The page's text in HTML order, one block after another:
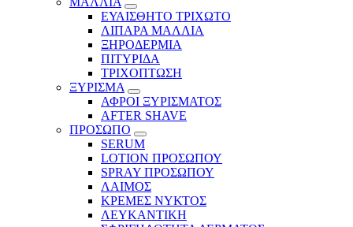
ΕΥΑΙΣΘΗΤΟ ΤΡΙΧΩΤΟ
ΛΙΠΑΡΑ ΜΑΛΛΙΑ
ΞΗΡΟΔΕΡΜΙΑ
ΠΙΤΥΡΙΔΑ
ΤΡΙΧΟΠΤΩΣΗ
ΞΥΡΙΣΜΑ
ΑΦΡΟΙ ΞΥΡΙΣΜΑΤΟΣ
AFTER SHAVE
ΠΡΟΣΩΠΟ
SERUM
LOTION ΠΡΟΣΩΠΟΥ
SPRAY ΠΡΟΣΩΠΟΥ
ΛΑΙΜΟΣ
ΚΡΕΜΕΣ ΝΥΚΤΟΣ
ΛΕΥΚΑΝΤΙΚΗ